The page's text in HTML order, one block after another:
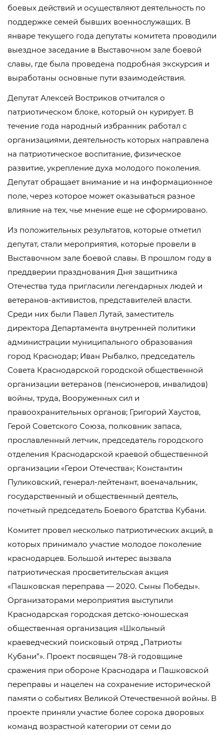
боевых действий и осуществляют деятельность по
поддержке семей бывших военнослужащих. В
январе текущего года депутаты комитета проводили
выездное заседание в Выставочном зале боевой
славы, где была проведена подробная экскурсия и
выработаны основные пути взаимодействия.
Депутат Алексей Востриков отчитался о
патриотическом блоке, который он курирует. В
течение года народный избранник работал с
организациями, деятельность которых направлена
на патриотическое воспитание, физическое
развитие, укрепление духа молодого поколения.
Депутат обращает внимание и на информационное
поле, через которое может оказываться разное
влияние на тех, чье мнение еще не сформировано.
Из положительных результатов, которые отметил
депутат, стали мероприятия, которые провели в
Выставочном зале боевой славы. В прошлом году в
преддверии празднования Дня защитника
Отечества туда пригласили легендарных людей и
ветеранов-активистов, представителей власти.
Среди них были Павел Лутай, заместитель
директора Департамента внутренней политики
администрации муниципального образования
город Краснодар; Иван Рыбалко, председатель
Совета Краснодарской городской общественной
организации ветеранов (пенсионеров, инвалидов)
войны, труда, Вооруженных сил и
правоохранительных органов; Григорий Хаустов,
Герой Советского Союза, полковник запаса,
прославленный летчик, председатель городского
отделения Краснодарской краевой общественной
организации «Герои Отечества»; Константин
Пуликовский, генерал-лейтенант, военачальник,
государственный и общественный деятель,
почетный председатель Боевого братства Кубани.
Комитет провел несколько патриотических акций, в
которых принимало участие молодое поколение
краснодарцев. Большой интерес вызвала
патриотическая просветительская акция
«Пашковская переправа — 2020. Сыны Победы».
Организаторами мероприятия выступили
Краснодарская городская детско-юношеская
общественная организация «Школьный
краеведческий поисковый отряд „Патриоты
Кубани”». Проект посвящен 78-й годовщине
сражения при обороне Краснодара и Пашковской
переправы и нацелен на сохранение исторической
памяти о событиях Великой Отечественной войны. В
проекте приняли участие более сорока дворовых
команд возрастной категории от семи до